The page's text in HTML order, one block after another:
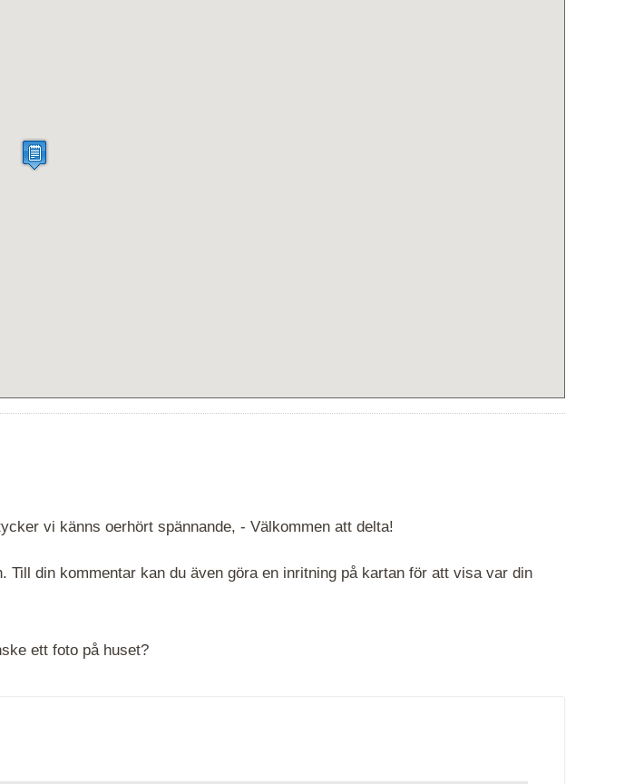
vi känns oerhört spännande, - Välkommen att delta!
din kommentar kan du även göra en inritning på kartan för att visa var din
ett foto på huset?